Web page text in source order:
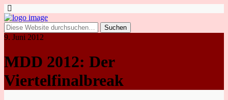
9. Juni 2012
MDD 2012: Der
Viertelfinalbreak